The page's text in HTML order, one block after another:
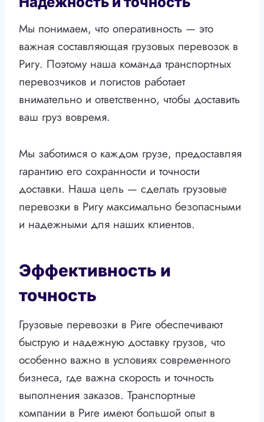
Мы понимаем, что оперативность — это
важная составляющая грузовых перевозок в
Ригу. Поэтому наша команда транспортных
перевозчиков и логистов работает
внимательно и ответственно, чтобы доставить
ваш груз вовремя.
Мы заботимся о каждом грузе, предоставляя
гарантию его сохранности и точности
доставки. Наша цель — сделать грузовые
перевозки в Ригу максимально безопасными
и надежными для наших клиентов.
Эффективность и
точность
Грузовые перевозки в Риге обеспечивают
быструю и надежную доставку грузов, что
особенно важно в условиях современного
бизнеса, где важна скорость и точность
выполнения заказов. Транспортные
компании в Риге имеют большой опыт в